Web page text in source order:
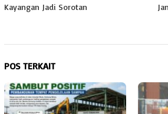
Kayangan Jadi Sorotan
POS TERKAIT